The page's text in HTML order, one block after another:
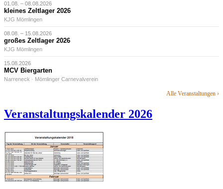
01.08. – 08.08.2026
kleines Zeltlager 2026
KJG Mömlingen
08.08. – 15.08.2026
großes Zeltlager 2026
KJG Mömlingen
15.08.2026
MCV Biergarten
Narreneck · Mömlinger Carnevalverein
Alle Veranstaltungen ›
Veranstaltungskalender 2026